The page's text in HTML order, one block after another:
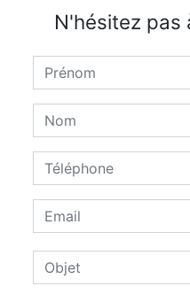
N'hésitez pas